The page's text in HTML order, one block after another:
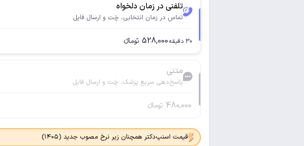
تلفنی در زمان دلخواه
تماس در زمان انتخابی، چَت و ارسال فایل
30 دقیقه528,000 تومانء
متنی
پاسخ‌دهی سریع پزشک، چَت و ارسال فایل
480,000 تومانء
قیمت اسنپ‌دکتر همچنان زیر نرخ مصوب جدید (۱۴۰۵)